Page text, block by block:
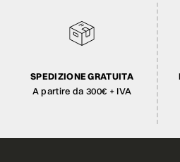
SPEDIZIONE GRATUITA
A partire da 300€ + IVA